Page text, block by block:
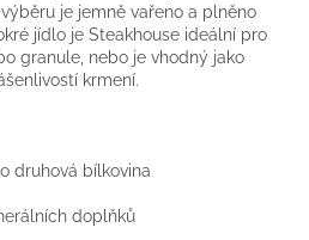
je jemně vařeno a plněno
jídlo je Steakhouse ideální pro
granule, nebo je vhodný jako
krmení.
druhová bílkovina
doplňků